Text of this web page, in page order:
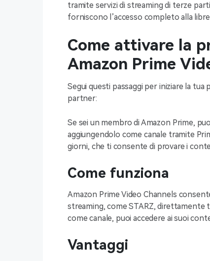
tramite servizi di streaming di terze
forniscono l’accesso completo alla
Come attivare la
Amazon Prime
Segui questi passaggi per iniziare la
partner:
Se sei un membro di Amazon Prime,
aggiungendolo come canale tramite
giorni, che ti consente di provare i
Come funziona
Amazon Prime Video Channels
streaming, come STARZ, direttamente
come canale, puoi accedere ai suoi
Vantaggi